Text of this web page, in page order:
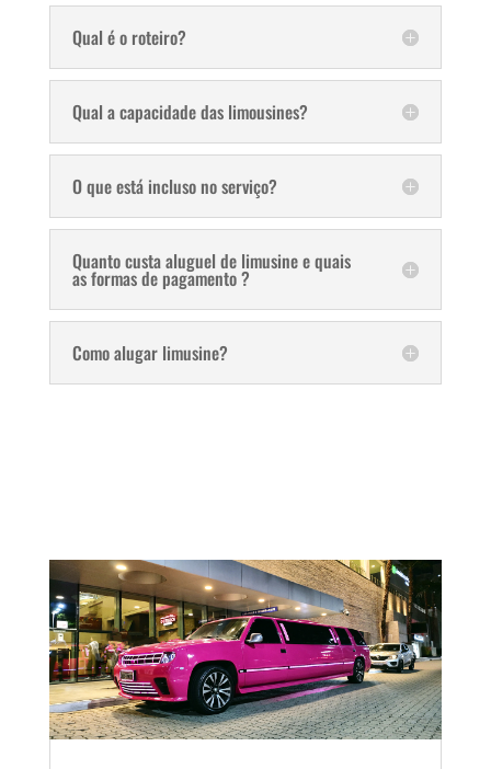
Qual é o roteiro?
Qual a capacidade das limousines?
O que está incluso no serviço?
Quanto custa aluguel de limusine e quais
as formas de pagamento ?
Como alugar limusine?